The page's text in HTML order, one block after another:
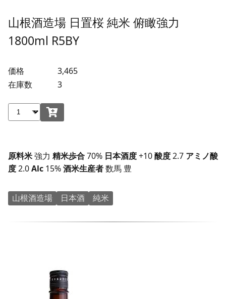
山根酒造場 日置桜 純米 俯瞰強力
1800ml R5BY
価格
3,465
在庫数
3
原料米強力 精米歩合70% 日本酒度+10酸度2.7 アミノ酸
度2.0Alc 15%酒米生産者数馬 豊
山根酒造場 日本酒 純米